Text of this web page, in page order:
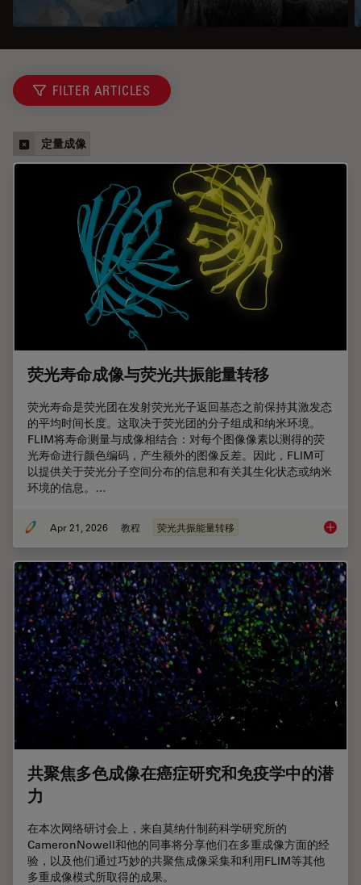
FILTER ARTICLES
定量成像
荧光寿命成像与荧光共振能量转移
荧光寿命是荧光团在发射荧光光子返回基态之前保持其激发态
的平均时间长度。这取决于荧光团的分子组成和纳米环境。
FLIM将寿命测量与成像相结合：对每个图像像素以测得的荧
光寿命进行颜色编码，产生额外的图像反差。因此，FLIM可
以提供关于荧光分子空间分布的信息和有关其生化状态或纳米
环境的信息。…
Apr 21, 2026 教程 荧光共振能量转移 荧光寿
共聚焦多色成像在癌症研究和免疫学中的潜
力
在本次网络研讨会上，来自莫纳什制药科学研究所的
CameronNowell和他的同事将分享他们在多重成像方面的经
验，以及他们通过巧妙的共聚焦成像采集和利用FLIM等其他
多重成像模式所取得的成果。